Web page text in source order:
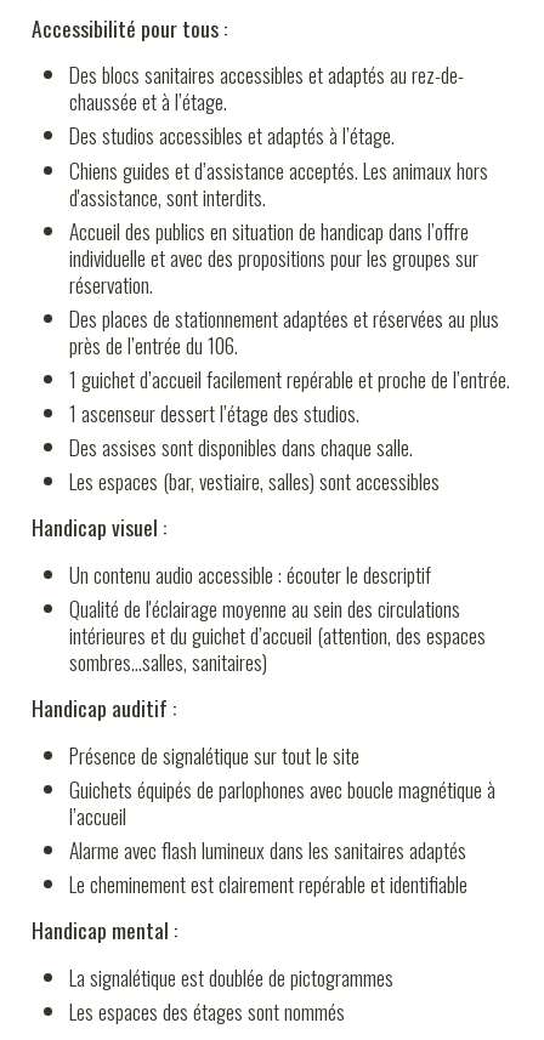
Accessibilité pour tous :
Des blocs sanitaires accessibles et adaptés au rez-de-
chaussée et à l’étage.
Des studios accessibles et adaptés à l’étage.
Chiens guides et d’assistance acceptés. Les animaux hors
d'assistance, sont interdits.
Accueil des publics en situation de handicap dans l’offre
individuelle et avec des propositions pour les groupes sur
réservation.
Des places de stationnement adaptées et réservées au plus
près de l’entrée du 106.
1 guichet d’accueil facilement repérable et proche de l’entrée.
1 ascenseur dessert l’étage des studios.
Des assises sont disponibles dans chaque salle.
Les espaces (bar, vestiaire, salles) sont accessibles
Handicap visuel :
Un contenu audio accessible : écouter le descriptif
Qualité de l'éclairage moyenne au sein des circulations
intérieures et du guichet d’accueil (attention, des espaces
sombres…salles, sanitaires)
Handicap auditif :
Présence de signalétique sur tout le site
Guichets équipés de parlophones avec boucle magnétique à
l’accueil
Alarme avec flash lumineux dans les sanitaires adaptés
Le cheminement est clairement repérable et identifiable
Handicap mental :
La signalétique est doublée de pictogrammes
Les espaces des étages sont nommés